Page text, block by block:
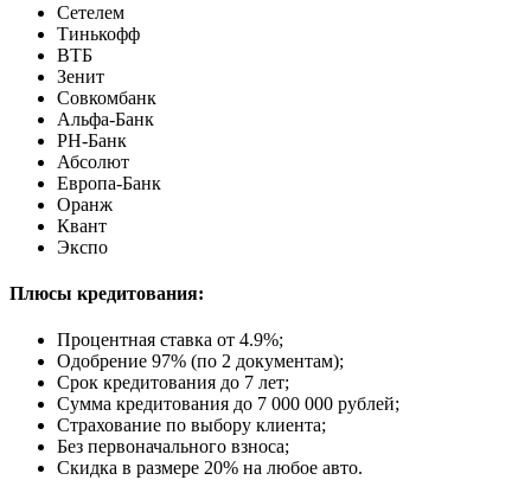
Сетелем
Тинькофф
ВТБ
Зенит
Совкомбанк
Альфа-Банк
РН-Банк
Абсолют
Европа-Банк
Оранж
Квант
Экспо
Плюсы кредитования:
Процентная ставка от 4.9%;
Одобрение 97% (по 2 документам);
Срок кредитования до 7 лет;
Сумма кредитования до 7 000 000 рублей;
Страхование по выбору клиента;
Без первоначального взноса;
Скидка в размере 20% на любое авто.